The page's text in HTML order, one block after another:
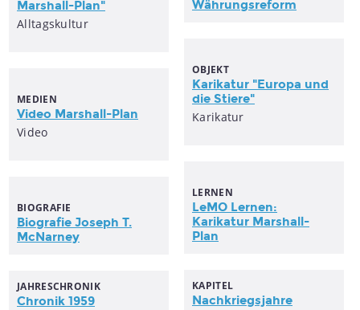
Marshall-Plan"
Alltagskultur
Währungsreform
OBJEKT
Karikatur "Europa und
die Stiere"
Karikatur
MEDIEN
Video Marshall-Plan
Video
LERNEN
LeMO Lernen:
Karikatur Marshall-
Plan
BIOGRAFIE
Biografie Joseph T.
McNarney
KAPITEL
Nachkriegsjahre
JAHRESCHRONIK
Chronik 1959